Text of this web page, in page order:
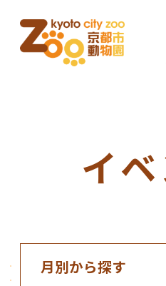
イ